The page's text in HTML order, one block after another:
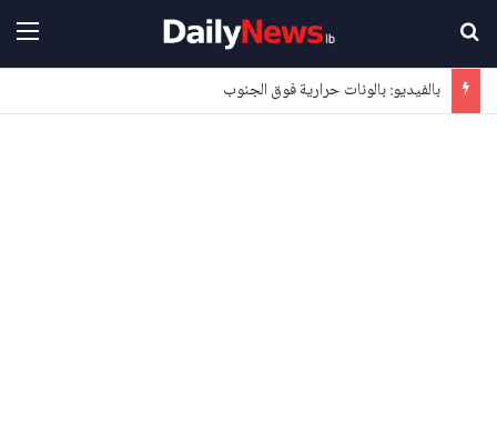
بالفيديو: بالونات حرارية فوق الجنوب